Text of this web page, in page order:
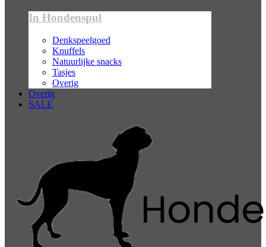
In Hondenspul
Denkspeelgoed
Knuffels
Natuurlijke snacks
Tasjes
Overig
Overig
SALE